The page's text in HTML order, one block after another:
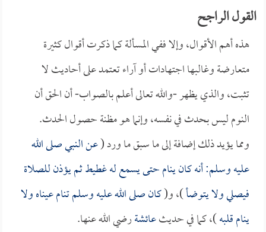
القول الراجح
هذه أهم الأقوال، وإلا ففي المسألة كما ذكرت أقوال كثيرة
متعارضة وغالبها اجتهادات أو آراء تعتمد على أحاديث لا
تثبت، والذي يظهر -والله تعالى أعلم بالصواب- أن الحق أن
النوم ليس بحدث في نفسه، وإنما هو مظنة حصول الحدث.
ومما يؤيد ذلك إضافة إلى ما سبق ما ورد (عن النبي صلى الله
عليه وسلم: أنه كان ينام حتى يسمع له غطيط ثم يؤذن للصلاة
فيصلي ولا يتوضأ)، و(كان صلى الله عليه وسلم تنام عيناه ولا
ينام قلبه)، كما في حديثعائشةرضي الله عنها.